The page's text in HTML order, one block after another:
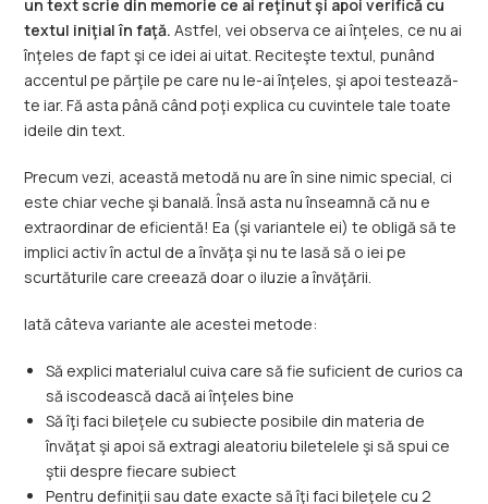
un text scrie din memorie ce ai reţinut şi apoi verifică cu
textul iniţial în faţă. Astfel, vei observa ce ai înţeles, ce nu ai
înţeles de fapt şi ce idei ai uitat. Reciteşte textul, punând
accentul pe părţile pe care nu le-ai înţeles, şi apoi testează-
te iar. Fă asta până când poţi explica cu cuvintele tale toate
ideile din text.
Precum vezi, această metodă nu are în sine nimic special, ci
este chiar veche şi banală. Însă asta nu înseamnă că nu e
extraordinar de eficientă! Ea (şi variantele ei) te obligă să te
implici activ în actul de a învăţa şi nu te lasă să o iei pe
scurtăturile care creează doar o iluzie a învăţării.
Iată câteva variante ale acestei metode:
Să explici materialul cuiva care să fie suficient de curios ca
să iscodească dacă ai înţeles bine
Să îţi faci bileţele cu subiecte posibile din materia de
învăţat şi apoi să extragi aleatoriu biletelele şi să spui ce
ştii despre fiecare subiect
Pentru definiţii sau date exacte să îţi faci bileţele cu 2